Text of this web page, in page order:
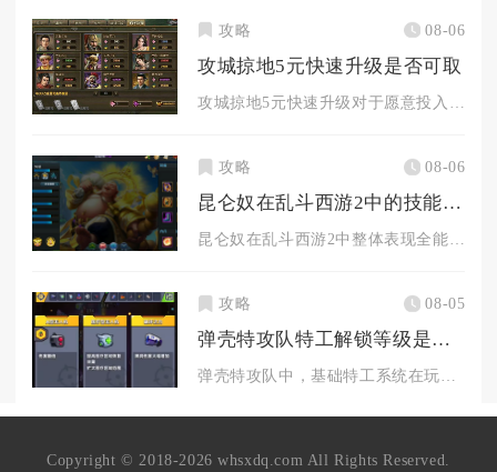
攻略 08-06
攻城掠地5元快速升级是否可取
攻城掠地5元快速升级对于愿意投入大量时间的平民玩家可取，纯休...
攻略 08-06
昆仑奴在乱斗西游2中的技能表现如何
昆仑奴在乱斗西游2中整体表现全能，兼顾前排承伤、群体控制、范...
攻略 08-05
弹壳特攻队特工解锁等级是多少级
弹壳特攻队中，基础特工系统在玩家主线账号等级达到10级解锁入...
Copyright © 2018-2026 whsxdq.com All Rights Reserved.